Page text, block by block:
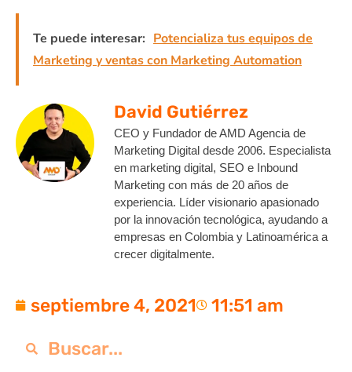
Te puede interesar: Potencializa tus equipos de
Marketing y ventas con Marketing Automation
David Gutiérrez
CEO y Fundador de AMD Agencia de
Marketing Digital desde 2006. Especialista
en marketing digital, SEO e Inbound
Marketing con más de 20 años de
experiencia. Líder visionario apasionado
por la innovación tecnológica, ayudando a
empresas en Colombia y Latinoamérica a
crecer digitalmente.
septiembre 4, 2021 11:51 am